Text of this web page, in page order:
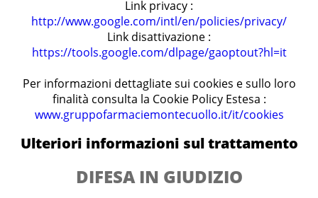
Link privacy :
http://www.google.com/intl/en/policies/privacy/
Link disattivazione :
https://tools.google.com/dlpage/gaoptout?hl=it
Per informazioni dettagliate sui cookies e sullo loro
finalità consulta la Cookie Policy Estesa :
www.gruppofarmaciemontecuollo.it/it/cookies
Ulteriori informazioni sul trattamento
DIFESA IN GIUDIZIO